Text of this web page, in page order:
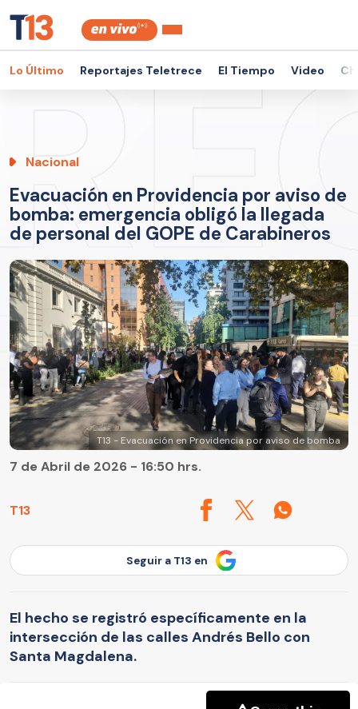
Lo Último Reportajes Teletrece El Tiempo Video
Nacional
Evacuación en Providencia por aviso de
bomba: emergencia obligó la llegada
de personal del GOPE de Carabineros
T13 - Evacuación en Providencia por aviso de bomba
T13
7 de Abril de 2026 - 16:50 hrs.
Seguir a T13 en
El hecho se registró específicamente en la
intersección de las calles Andrés Bello con
Santa Magdalena.